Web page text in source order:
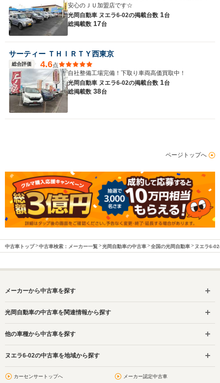
安心のＪＵ加盟店です☆
光岡自動車 ヌエラ6-02の掲載台数 1台
総掲載数 17台
サーティー ＴＨＩＲＴＹ西東京
総合評価 4.6点
自社整備工場完備！下取り車両高価買取中！
光岡自動車 ヌエラ6-02の掲載台数 1台
総掲載数 38台
ページトップへ
中古車トップ 中古車検索：メーカー一覧 光岡自動車の中古車 全国の光岡自動車 ヌエラ6-
メーカーから中古車を探す
光岡自動車の中古車を関連情報から探す
他の車種から中古車を探す
ヌエラ6-02の中古車を地域から探す
カーセンサートップへ メーカー認定中古車